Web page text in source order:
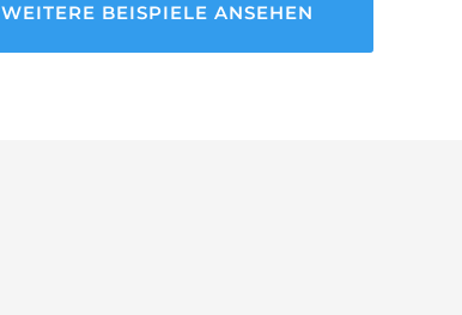
WEITERE BEISPIELE ANSEHEN